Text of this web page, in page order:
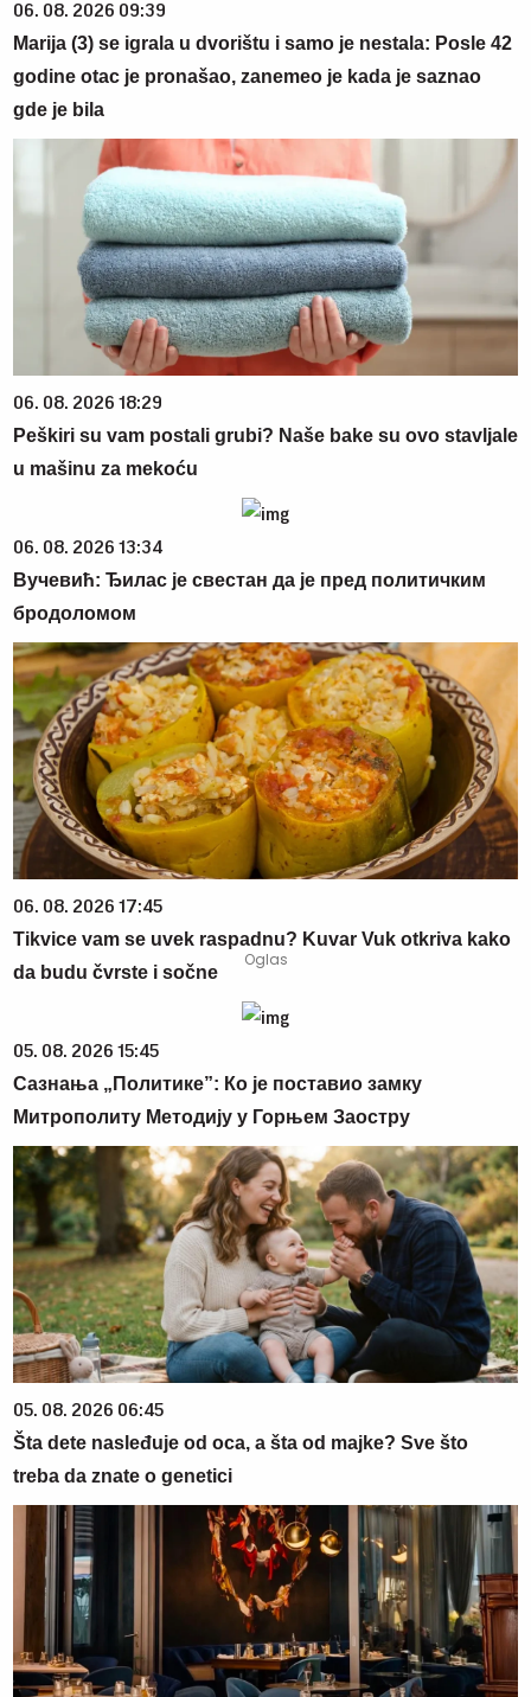
06. 08. 2026 09:39
Marija (3) se igrala u dvorištu i samo je nestala: Posle 42
godine otac je pronašao, zanemeo je kada je saznao
gde je bila
06. 08. 2026 18:29
Peškiri su vam postali grubi? Naše bake su ovo stavljale
u mašinu za mekoću
06. 08. 2026 13:34
Вучевић: Ђилас је свестан да је пред политичким
бродоломом
06. 08. 2026 17:45
Tikvice vam se uvek raspadnu? Kuvar Vuk otkriva kako
da budu čvrste i sočne
05. 08. 2026 15:45
Сазнања „Политике”: Ко је поставио замку
Митрополиту Методију у Горњем Заостру
05. 08. 2026 06:45
Šta dete nasleđuje od oca, a šta od majke? Sve što
treba da znate o genetici